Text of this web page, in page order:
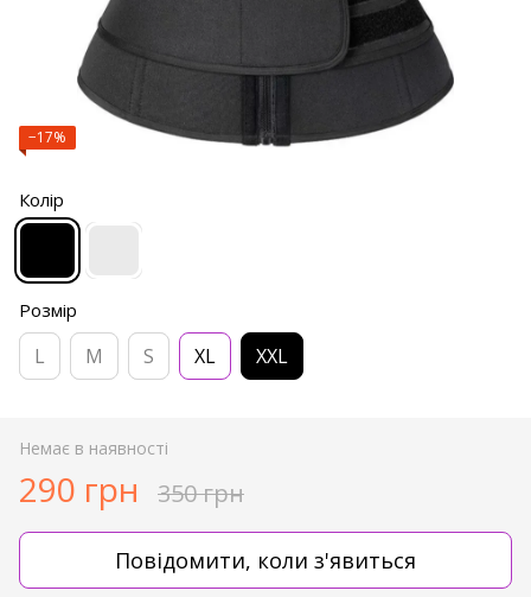
−17%
Колір
Розмір
L M S XL XXL
Немає в наявності
290 грн 350 грн
Повідомити, коли з'явиться